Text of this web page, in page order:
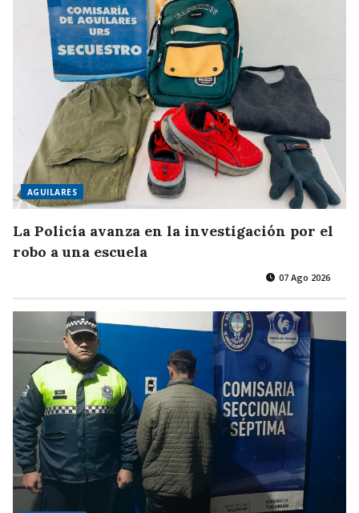
AGUILARES
La Policía avanza en la investigación por el
robo a una escuela
07 Ago 2026